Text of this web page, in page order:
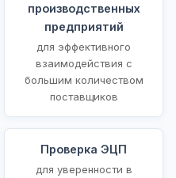
производственных
предприятий
для эффективного
взаимодействия с
большим количеством
поставщиков
Проверка ЭЦП
для уверенности в